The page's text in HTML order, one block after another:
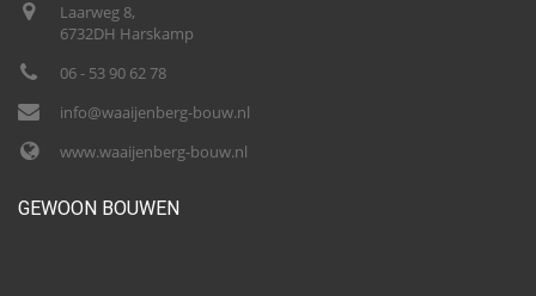
Laarweg 8,
6732DH Harskamp
06 - 53 90 62 78
info@waaijenberg-bouw.nl
www.waaijenberg-bouw.nl
GEWOON BOUWEN